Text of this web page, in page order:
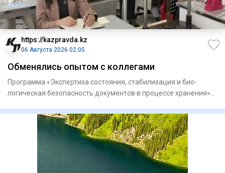
https://kazpravda.kz
06 Августа 2026 02:05
Обменялись опытом с коллегами
Программа «Экспертиза состоя­ния, стабилизация и био­
логическая безопасность докумен­тов в процессе хранения»